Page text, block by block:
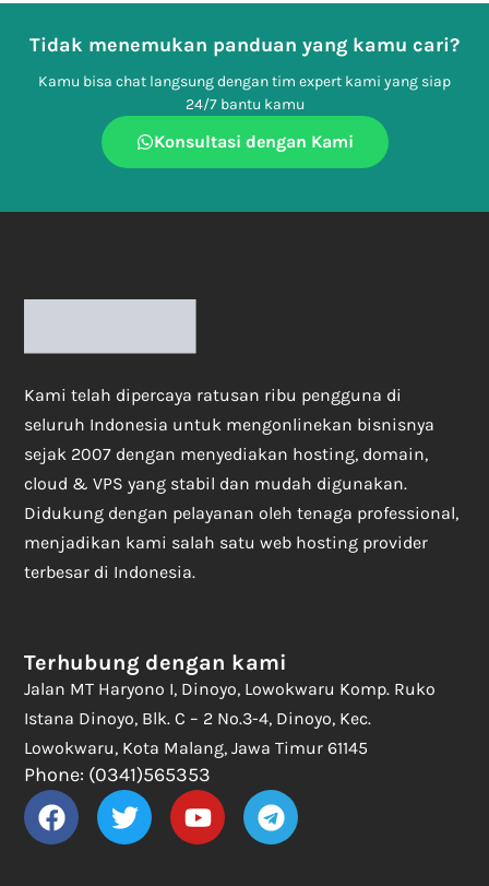
Tidak menemukan panduan yang kamu cari?
Kamu bisa chat langsung dengan tim expert kami yang siap
24/7 bantu kamu
Konsultasi dengan Kami
Kami telah dipercaya ratusan ribu pengguna di
seluruh Indonesia untuk mengonlinekan bisnisnya
sejak 2007 dengan menyediakan hosting, domain,
cloud & VPS yang stabil dan mudah digunakan.
Didukung dengan pelayanan oleh tenaga professional,
menjadikan kami salah satu web hosting provider
terbesar di Indonesia.
Terhubung dengan kami
Jalan MT Haryono I, Dinoyo, Lowokwaru Komp. Ruko
Istana Dinoyo, Blk. C – 2 No.3-4, Dinoyo, Kec.
Lowokwaru, Kota Malang, Jawa Timur 61145
Phone: (0341)565353